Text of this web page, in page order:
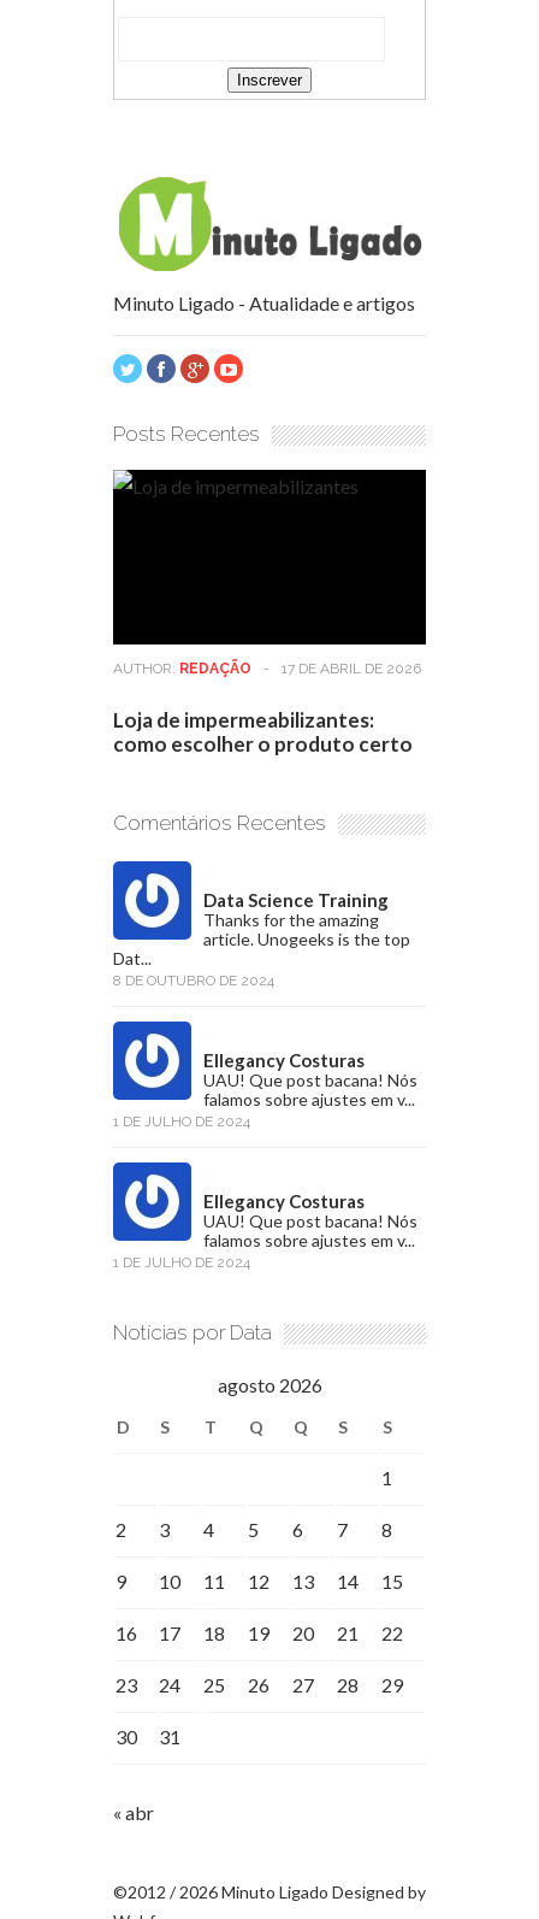
Minuto Ligado - Atualidade e artigos
Posts Recentes
AUTHOR: REDAÇÃO - 17 DE ABRIL DE 2026
Loja de impermeabilizantes:
como escolher o produto certo
Comentários Recentes
Data Science Training
Thanks for the amazing
article. Unogeeks is the top
Dat...
8 DE OUTUBRO DE 2024
Ellegancy Costuras
UAU! Que post bacana! Nós
falamos sobre ajustes em v...
1 DE JULHO DE 2024
Ellegancy Costuras
UAU! Que post bacana! Nós
falamos sobre ajustes em v...
1 DE JULHO DE 2024
Notícias por Data
agosto 2026
D S T Q Q S S
1
2 3 4 5 6 7 8
9 10 11 12 13 14 15
16 17 18 19 20 21 22
23 24 25 26 27 28 29
30 31
« abr
©2012 / 2026 Minuto Ligado Designed by